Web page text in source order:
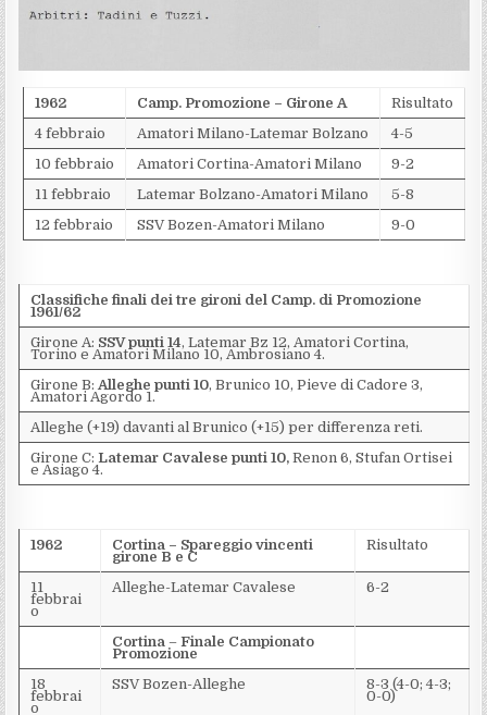
1962 Camp. Promozione – Girone A
Risultato
4 febbraio
Amatori Milano-Latemar Bolzano
4-5
10 febbraio
Amatori Cortina-Amatori Milano
9-2
11 febbraio
Latemar Bolzano-Amatori Milano
5-8
12 febbraio
SSV Bozen-Amatori Milano 9-0
Classifiche finali dei tre gironi del Camp. di Promozione
1961/62
Girone A: SSV punti 14, Latemar Bz 12, Amatori Cortina,
Torino e Amatori Milano 10, Ambrosiano 4.
Girone B: Alleghe punti 10, Brunico 10, Pieve di Cadore 3,
Amatori Agordo 1.
Alleghe (+19) davanti al Brunico (+15) per differenza reti.
Girone C: Latemar Cavalese punti 10,Renon 6, Stufan Ortisei
e Asiago 4.
1962 Cortina – Spareggio vincenti
girone B e C
Risultato
11
febbrai
o
Alleghe-Latemar Cavalese 6-2
Cortina – Finale Campionato
Promozione
18
febbrai
o
SSV Bozen-Alleghe 8-3 (4-0; 4-3;
0-0)